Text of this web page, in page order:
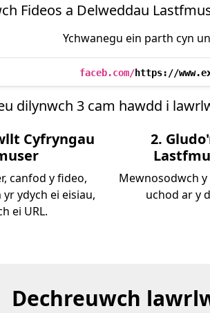
Fideos a Delweddau
Ychwanegu ein parth cyn
faceb.com/https://
dilynwch 3 cam hawdd i
Cyfryngau
canfod y fideo,
ydych ei eisiau,
ei URL.
2.
Mewnosodwch y
uchod ar y
Dechreuwch